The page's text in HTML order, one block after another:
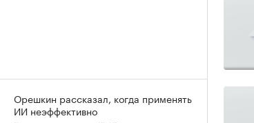
Орешкин рассказал, когда применять
ИИ неэффективно